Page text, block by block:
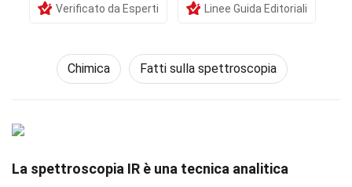
Verificato da Esperti Linee Guida Editoriali
Chimica Fatti sulla spettroscopia
La spettroscopia IR è una tecnica analitica